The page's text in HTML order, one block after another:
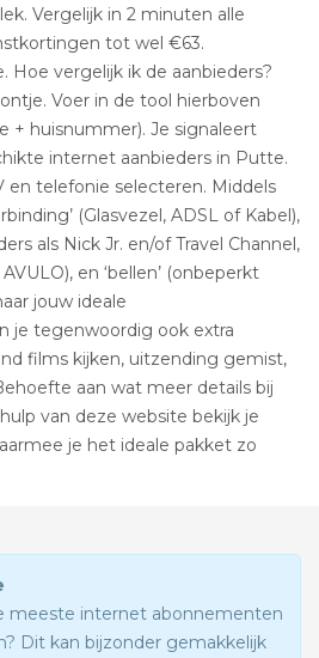
Vergelijk in 2 minuten alle
tot wel €63.
Hoe vergelijk ik de aanbieders?
Voer in de tool hierboven
+ huisnummer). Je signaleert
internet aanbieders in Putte.
en telefonie selecteren. Middels
(Glasvezel, ADSL of Kabel),
als Nick Jr. en/of Travel Channel,
en ‘bellen’ (onbeperkt
jouw ideale
je tegenwoordig ook extra
films kijken, uitzending gemist,
aan wat meer details bij
van deze website bekijk je
je het ideale pakket zo
meeste internet abonnementen
Dit kan bijzonder gemakkelijk